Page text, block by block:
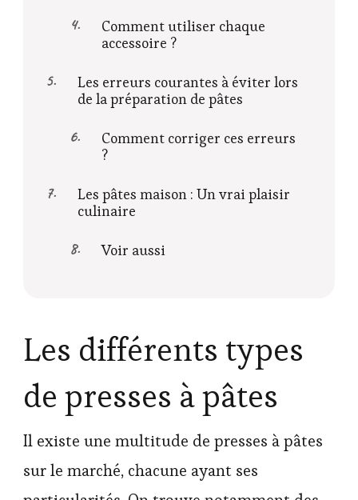
Comment utiliser chaque
accessoire ?
Les erreurs courantes à éviter lors
de la préparation de pâtes
Comment corriger ces erreurs
?
Les pâtes maison : Un vrai plaisir
culinaire
Voir aussi
Les différents types
de presses à pâtes
Il existe une multitude de presses à pâtes
sur le marché, chacune ayant ses